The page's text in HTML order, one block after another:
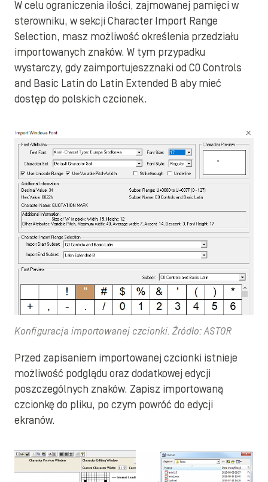
W celu ograniczenia ilości, zajmowanej pamięci w
sterowniku, w sekcji Character Import Range
Selection, masz możliwość określenia przedziału
importowanych znaków. W tym przypadku
wystarczy, gdy zaimportujeszznaki od C0 Controls
and Basic Latin do Latin Extended B aby mieć
dostęp do polskich czcionek.
Konfiguracja importowanej czcionki. Źródło: ASTOR
Przed zapisaniem importowanej czcionki istnieje
możliwość podglądu oraz dodatkowej edycji
poszczególnych znaków. Zapisz importowaną
czcionkę do pliku, po czym powróć do edycji
ekranów.